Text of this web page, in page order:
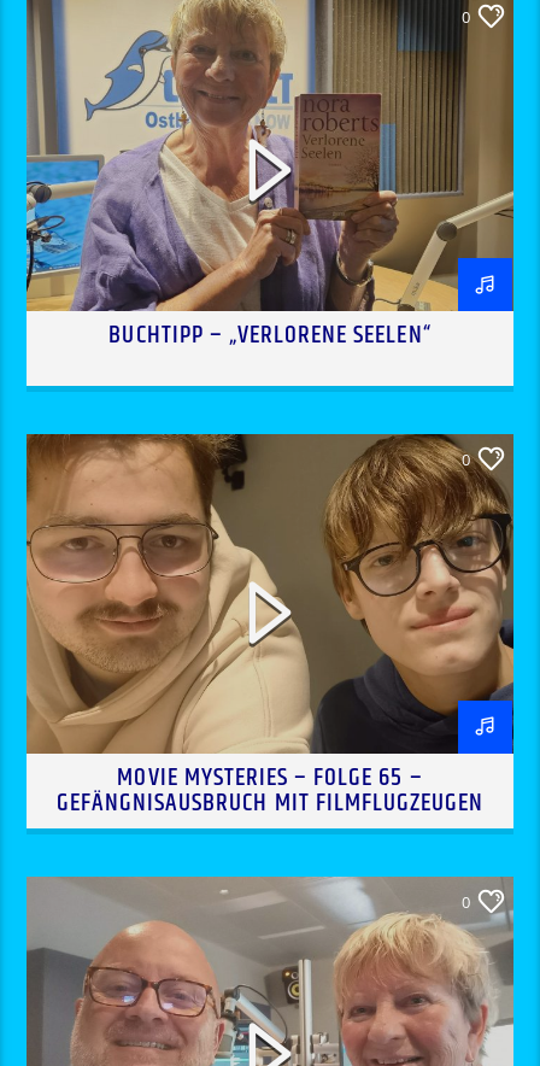
0
BUCHTIPP – „VERLORENE SEELEN“
0
MOVIE MYSTERIES – FOLGE 65 –
GEFÄNGNISAUSBRUCH MIT FILMFLUGZEUGEN
0